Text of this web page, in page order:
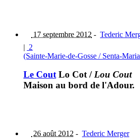
17 septembre 2012 - Tederic
| 2
(Sainte-Marie-de-Gosse / Senta-
Le CoutLo Cot/Lou Cout
Maison au bord de l'Adour.
26 août 2012 - Tederic Merger